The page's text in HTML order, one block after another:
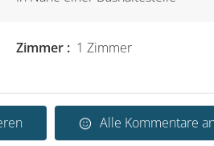
Zimmer : 1 Zimmer
Alle Kommentare